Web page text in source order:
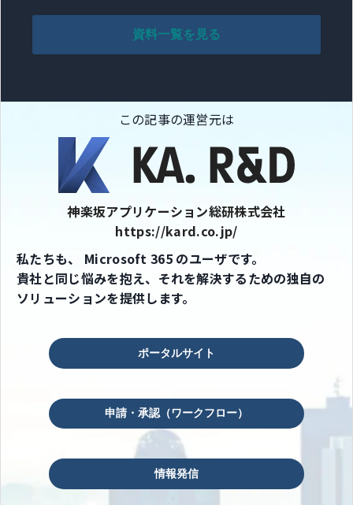
資料一覧を見る
この記事の運営元は
神楽坂アプリケーション総研株式会社
https://kard.co.jp/
私たちも、 Microsoft 365 のユーザです。
貴社と同じ悩みを抱え、それを解決するための独自の
ソリューションを提供します。
ポータルサイト
申請・承認（ワークフロー）
情報発信